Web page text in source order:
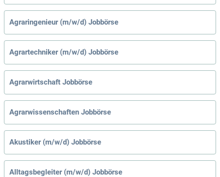
Agraringenieur (m/w/d) Jobbörse
Agrartechniker (m/w/d) Jobbörse
Agrarwirtschaft Jobbörse
Agrarwissenschaften Jobbörse
Akustiker (m/w/d) Jobbörse
Alltagsbegleiter (m/w/d) Jobbörse